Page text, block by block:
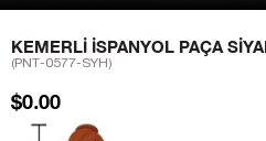
KEMERLI İSPANYOL PAÇA
(PNT-0577-SYH)
$0.00